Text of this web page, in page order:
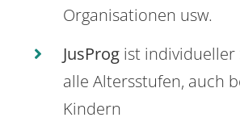
Organisationen usw.
JusProg ist individueller
alle Altersstufen, auch
Kindern